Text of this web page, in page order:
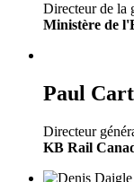
Directeur de la
Ministère de
Paul
Directeur
KB Rail